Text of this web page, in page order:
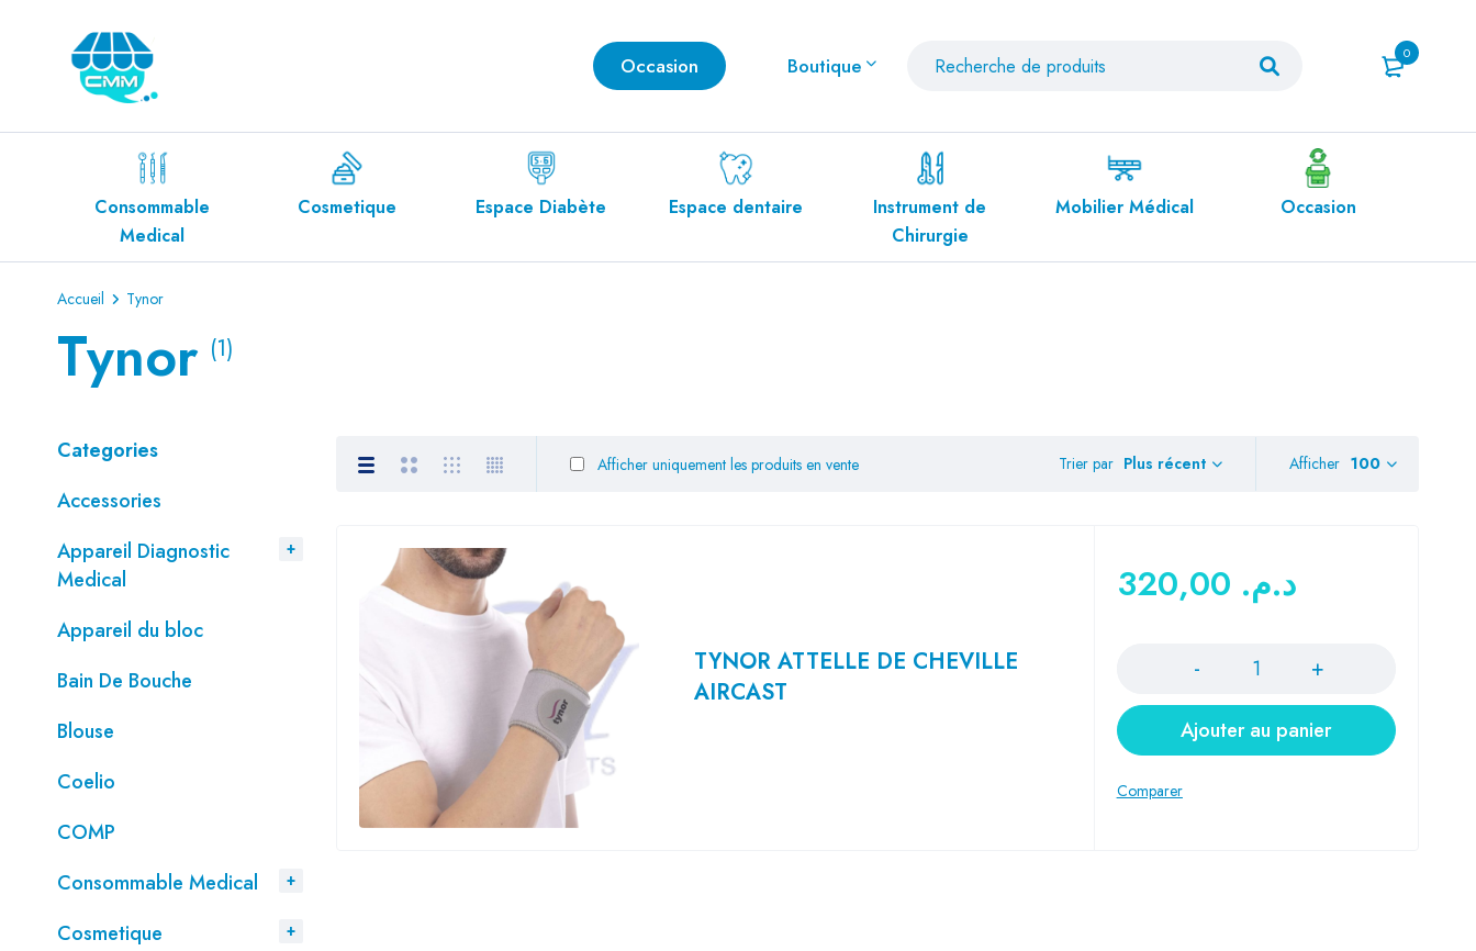
0
Occasion Boutique
Consommable
Cosmetique Espace Diabète Espace dentaire
Instrument de
Mobilier Médical Occasion
Accueil Tynor
Tynor (1)
Categories
Accessories
Appareil Diagnostic
Medical
Appareil du bloc
Bain De Bouche
Blouse
Coelio
COMP
Consommable Medical
Cosmetique
Trier par Plus récent
Afficher uniquement les produits en vente Afficher 100
TYNOR ATTELLE DE CHEVILLE
AIRCAST
د.م.
Ajouter au panier